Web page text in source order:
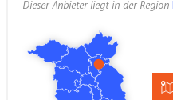
Dieser Anbieter liegt in der Region